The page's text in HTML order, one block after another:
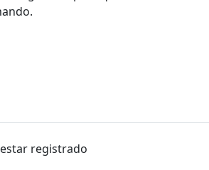
registrado